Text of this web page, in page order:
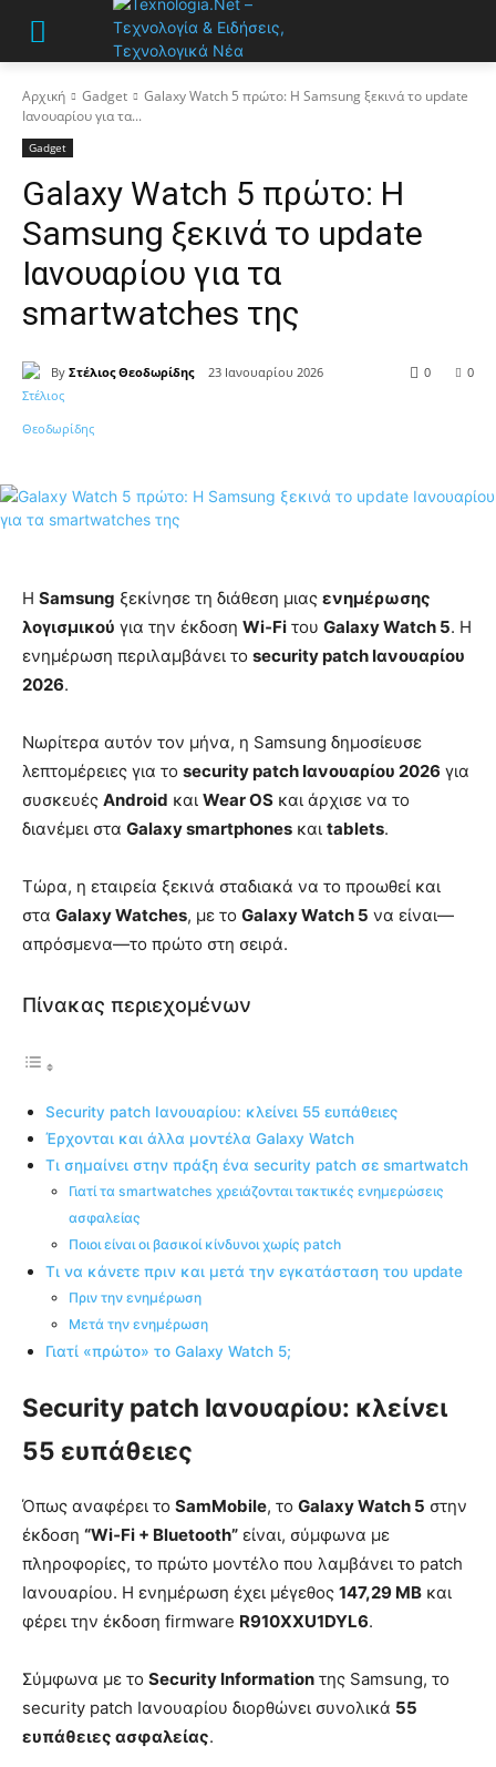
Αρχική Gadget
Galaxy Watch 5 πρώτο: Η Samsung ξεκινά το update
Ιανουαρίου για τα...
Gadget
Galaxy Watch 5 πρώτο: Η
Samsung ξεκινά το update
Ιανουαρίου για τα
smartwatches της
By Στέλιος Θεοδωρίδης 23 Ιανουαρίου 2026 0
0
Η Samsung ξεκίνησε τη διάθεση μιας ενημέρωσης
λογισμικού για την έκδοση Wi‑Fi του Galaxy Watch 5. Η
ενημέρωση περιλαμβάνει το security patch Ιανουαρίου
2026.
Νωρίτερα αυτόν τον μήνα, η Samsung δημοσίευσε
λεπτομέρειες για το security patch Ιανουαρίου 2026 για
συσκευές Android και Wear OS και άρχισε να το
διανέμει στα Galaxy smartphones και tablets.
Τώρα, η εταιρεία ξεκινά σταδιακά να το προωθεί και
στα Galaxy Watches, με το Galaxy Watch 5 να είναι—
απρόσμενα—το πρώτο στη σειρά.
Πίνακας περιεχομένων
Security patch Ιανουαρίου: κλείνει 55 ευπάθειες
Έρχονται και άλλα μοντέλα Galaxy Watch
Τι σημαίνει στην πράξη ένα security patch σε smartwatch
Γιατί τα smartwatches χρειάζονται τακτικές ενημερώσεις
ασφαλείας
Ποιοι είναι οι βασικοί κίνδυνοι χωρίς patch
Τι να κάνετε πριν και μετά την εγκατάσταση του update
Πριν την ενημέρωση
Μετά την ενημέρωση
Γιατί «πρώτο» το Galaxy Watch 5;
Security patch Ιανουαρίου: κλείνει
55 ευπάθειες
Όπως αναφέρει το SamMobile, το Galaxy Watch 5 στην
έκδοση “Wi‑Fi + Bluetooth” είναι, σύμφωνα με
πληροφορίες, το πρώτο μοντέλο που λαμβάνει το patch
Ιανουαρίου. Η ενημέρωση έχει μέγεθος 147,29 MB και
φέρει την έκδοση firmware R910XXU1DYL6.
Σύμφωνα με το Security Information της Samsung, το
security patch Ιανουαρίου διορθώνει συνολικά 55
ευπάθειες ασφαλείας.